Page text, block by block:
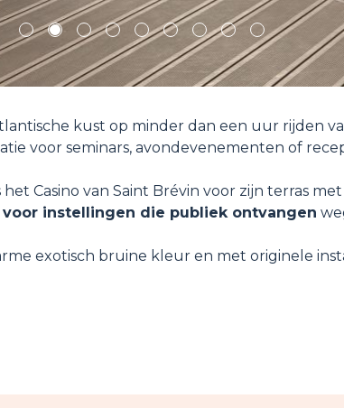
1 2 3 4 5 6 7 8 9
kust op minder dan een uur rijden
voor seminars, avondevenementen of
Casino van Saint Brévin voor zijn terras
instellingen die publiek ontvangen
exotisch bruine kleur en met originele